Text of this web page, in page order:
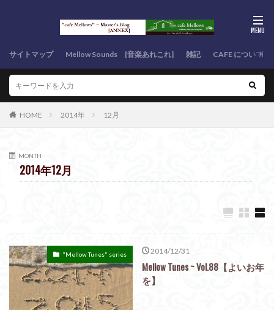
サイトマップ Mellow Sounds [音楽あれこれ] 雑記 CAFE について
HOME 2014年 12月
MONTH
2014年12月
"Mellow Tunes" series 2014/12/31
Mellow Tunes ~ Vol.88【よいお年
を】